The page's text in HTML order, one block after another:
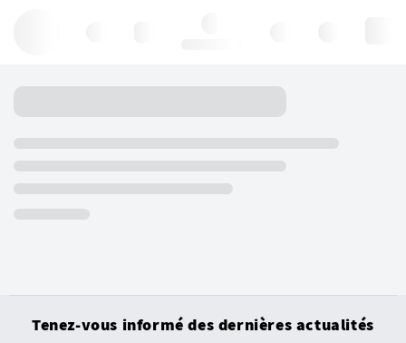
Tenez-vous informé des dernières actualités